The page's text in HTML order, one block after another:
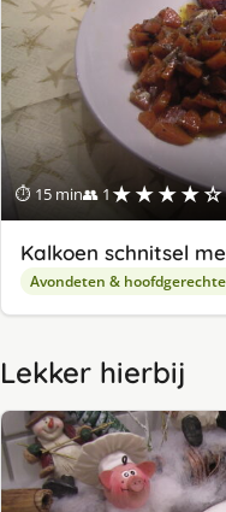
⏱ 15 min👥 1 ★★★★☆
Kalkoen schnitsel
Avondeten &
Lekker hierbij